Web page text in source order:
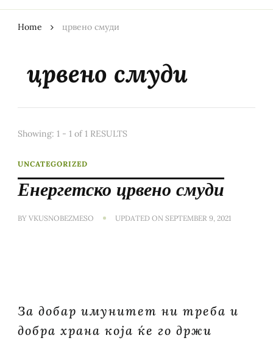
Home црвено смуди
црвено смуди
Showing: 1 - 1 of 1 RESULTS
UNCATEGORIZED
Енергетско црвено смуди
BY VKUSNOBEZMESO UPDATED ON SEPTEMBER 9, 2021
За добар имунитет ни треба и
добра храна која ќе го држи